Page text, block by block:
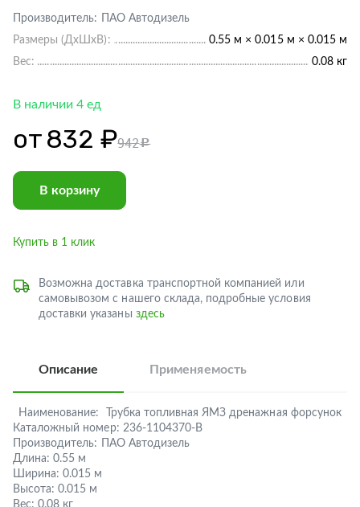
Производитель:
ПАО Автодизель
Размеры (ДхШхВ):
0.55 м × 0.015 м × 0.015 м
Вес:
0.08 кг
В наличии 4 ед
от832 ₽942c
В корзину
Купить в 1 клик
Возможна доставка транспортной компанией или
самовывозом с нашего склада, подробные условия
доставки указаны здесь
Описание Применяемость
Наименование:
Трубка топливная ЯМЗ дренажная форсунок
Каталожный номер: 236-1104370-В
Производитель:
ПАО Автодизель
Длина: 0.55 м
Ширина: 0.015 м
Высота: 0.015 м
Вес: 0.08 кг